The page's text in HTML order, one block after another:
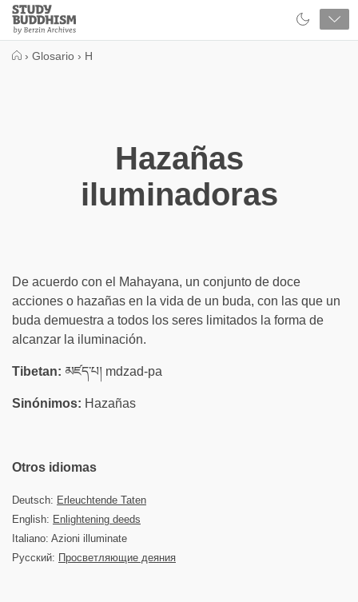
Close
Study
Buddhism
› Glosario › H
Hazañas
iluminadoras
De acuerdo con el Mahayana, un conjunto de doce
acciones o hazañas en la vida de un buda, con las que un
buda demuestra a todos los seres limitados la forma de
alcanzar la iluminación.
Tibetan: མཛད་པ། mdzad-pa
Sinónimos: Hazañas
Otros idiomas
Deutsch: Erleuchtende Taten
English: Enlightening deeds
Italiano: Azioni illuminate
Русский: Просветляющие деяния